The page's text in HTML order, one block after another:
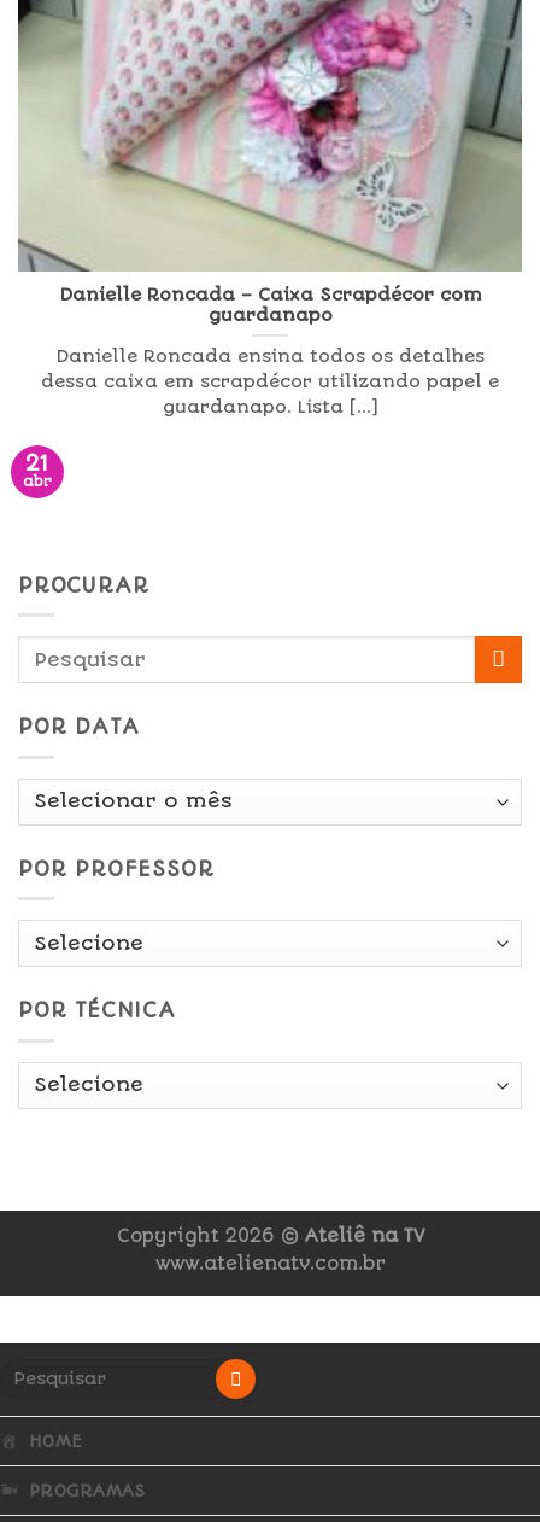
Danielle Roncada – Caixa Scrapdécor com
guardanapo
Danielle Roncada ensina todos os detalhes
dessa caixa em scrapdécor utilizando papel e
guardanapo. Lista [...]
21
abr
PROCURAR
POR DATA
Por
POR PROFESSOR
POR TÉCNICA
Copyright 2026 © Ateliê na TV
www.atelienatv.com.br
HOME
PROGRAMAS